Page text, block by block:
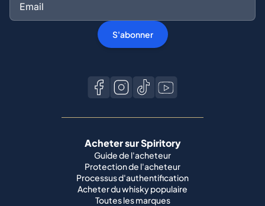
S'abonner
Acheter sur Spiritory
Guide de l'acheteur
Protection de l'acheteur
Processus d'authentification
Acheter du whisky populaire
Toutes les marques